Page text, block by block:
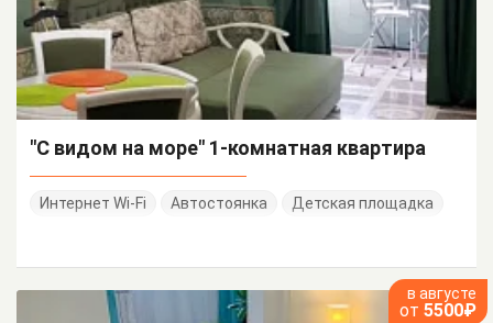
"С видом на море" 1-комнатная квартира
Интернет Wi-Fi Автостоянка Детская площадка
в августе
от 5500₽